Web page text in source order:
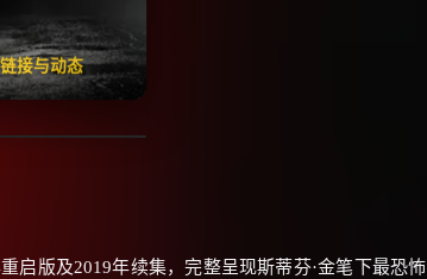
接与动态
启版及2019年续集，完整呈现斯蒂芬·金笔下最恐怖